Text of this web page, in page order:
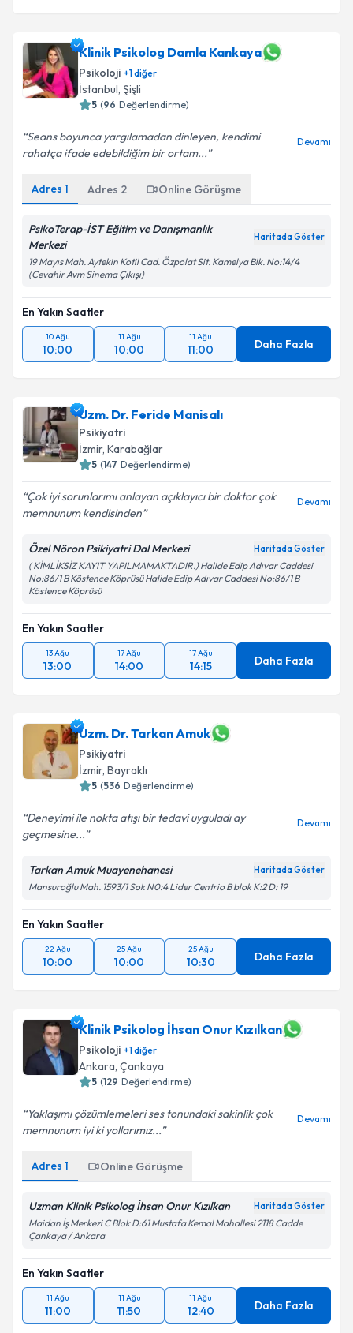
Klinik Psikolog Damla Kankaya
Psikoloji +1diğer
İstanbul, Şişli
5 (96 Değerlendirme)
Seans boyunca yargılamadan dinleyen, kendimi
rahatça ifade edebildiğim bir ortam...
Devamı
Adres 1 Adres 2 Online Görüşme
PsikoTerap-İST Eğitim ve Danışmanlık
Merkezi
Haritada Göster
19 Mayıs Mah. Aytekin Kotil Cad. Özpolat Sit. Kamelya Blk. No:14/4
(Cevahir Avm Sinema Çıkışı)
En Yakın Saatler
10 Ağu
10:00
11 Ağu
10:00
11 Ağu
11:00 Daha Fazla
Uzm. Dr. Feride Manisalı
Psikiyatri
İzmir, Karabağlar
5 (147 Değerlendirme)
Çok iyi sorunlarımı anlayan açıklayıcı bir doktor çok
memnunum kendisinden
Devamı
Özel Nöron Psikiyatri Dal Merkezi Haritada Göster
( KİMLİKSİZ KAYIT YAPILMAMAKTADIR.) Halide Edip Adıvar Caddesi
No:86/1 B Köstence Köprüsü Halide Edip Adıvar Caddesi No:86/1 B
Köstence Köprüsü
En Yakın Saatler
13 Ağu
13:00
17 Ağu
14:00
17 Ağu
14:15 Daha Fazla
Uzm. Dr. Tarkan Amuk
Psikiyatri
İzmir, Bayraklı
5 (536 Değerlendirme)
Deneyimi ile nokta atışı bir tedavi uyguladı ay
geçmesine...
Devamı
Tarkan Amuk Muayenehanesi Haritada Göster
Mansuroğlu Mah. 1593/1 Sok N0:4 Lider Centrio B blok K:2 D: 19
En Yakın Saatler
22 Ağu
10:00
25 Ağu
10:00
25 Ağu
10:30 Daha Fazla
Klinik Psikolog İhsan Onur Kızılkan
Psikoloji +1diğer
Ankara, Çankaya
5 (129 Değerlendirme)
Yaklaşımı çözümlemeleri ses tonundaki sakinlik çok
memnunum iyi ki yollarımız...
Devamı
Adres 1 Online Görüşme
Uzman Klinik Psikolog İhsan Onur Kızılkan Haritada Göster
Maidan İş Merkezi C Blok D:61 Mustafa Kemal Mahallesi 2118 Cadde
Çankaya / Ankara
En Yakın Saatler
11 Ağu
11:00
11 Ağu
11:50
11 Ağu
12:40 Daha Fazla